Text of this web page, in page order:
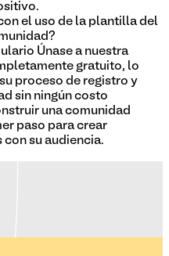
el uso de la plantilla del
Únase a nuestra
gratuito, lo
proceso de registro y
sin ningún costo
una comunidad
paso para crear
su audiencia.